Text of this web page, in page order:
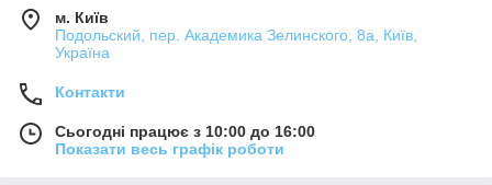
м. Київ
Подольский, пер. Академика Зелинского, 8а, Київ,
Україна
Контакти
Сьогодні працює з 10:00 до 16:00
Показати весь графік роботи